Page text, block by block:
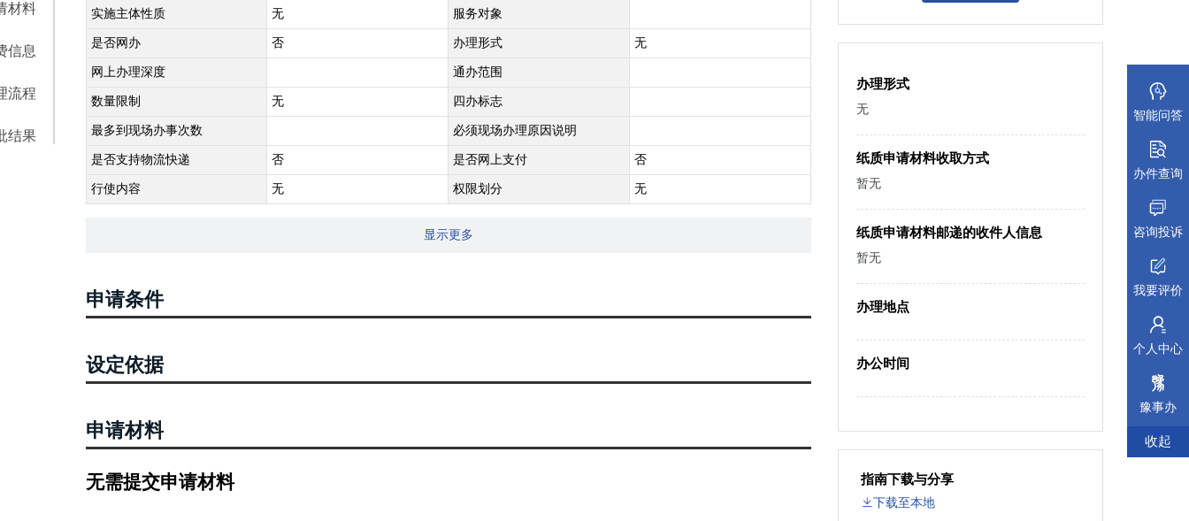
材料
信息
流程
结果
实施主体性质 无 服务对象
是否网办 否 办理形式 无
网上办理深度 通办范围
数量限制 无 四办标志
最多到现场办事次数 必须现场办理原因说明
是否支持物流快递 否 是否网上支付 否
行使内容 无 权限划分 无
显示更多
申请条件
设定依据
申请材料
无需提交申请材料
办理形式
无
纸质申请材料收取方式
暂无
纸质申请材料邮递的收件人信息
暂无
办理地点
办公时间
指南下载与分享
下载至本地
智能问答
办件查询
咨询投诉
我要评价
个人中心
豫事办
收起